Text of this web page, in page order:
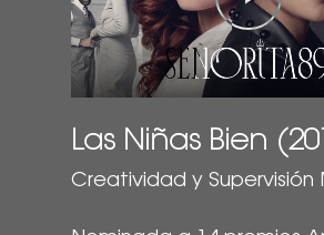
Las Niñas Bien
Creatividad y Supervisión